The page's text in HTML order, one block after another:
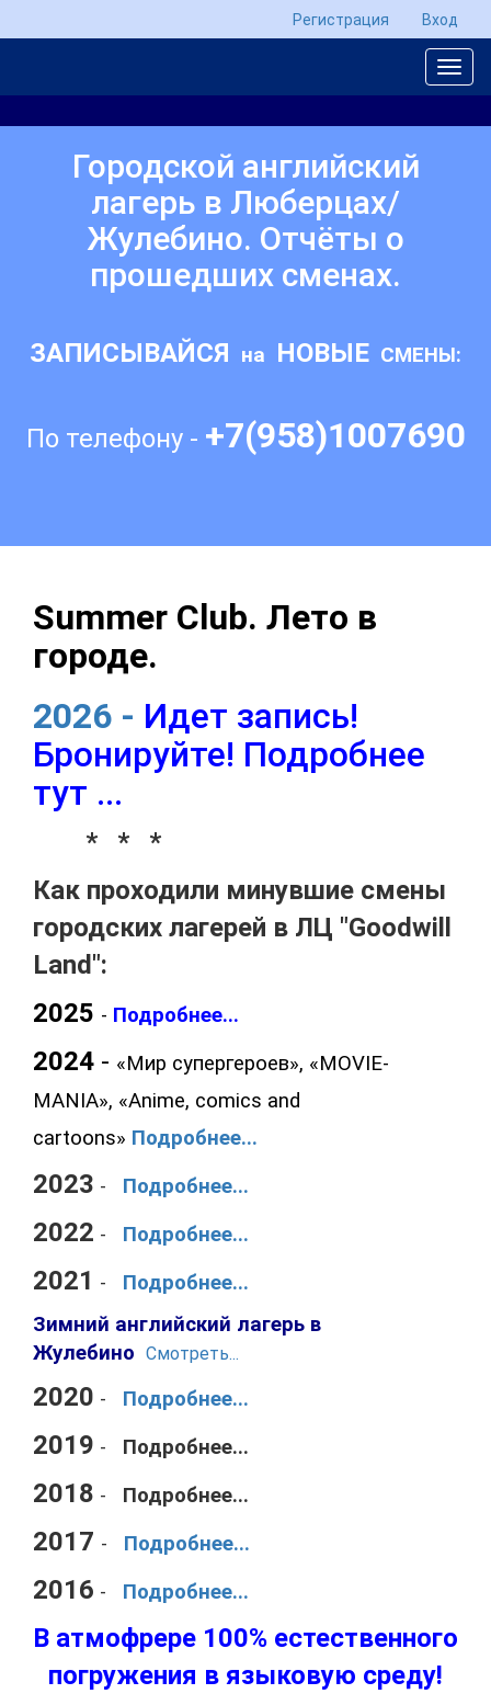
Вход
Регистрация
Городской английский
лагерь в Люберцах/
Жулебино. Отчёты о
прошедших сменах.
ЗАПИСЫВАЙСЯ на НОВЫЕ СМЕНЫ:
По телефону - +7(958)1007690
Summer Club. Лето в
городе.
2026 - Идет запись!
Бронируйте! Подробнее
тут ...
*
* *
Как проходили минувшие смены
городских лагерей в ЛЦ "Goodwill
Land":
2025 - Подробнее...
2024 - «Мир супергероев», «MOVIE-
MANIA», «Anime, comics and
cartoons» Подробнее...
2023 - Подробнее...
2022 - Подробнее...
2021 - Подробнее...
Зимний английский лагерь в
Жулебино Смотреть...
2020 - Подробнее...
2019 - Подробнее...
2018 - Подробнее...
2017 - Подробнее...
2016 - Подробнее...
В атмофрере 100% естественного
погружения в языковую среду!